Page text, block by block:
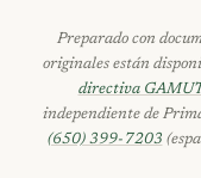
Preparado con
originales están
directiva
independiente de
(650) 399-7203